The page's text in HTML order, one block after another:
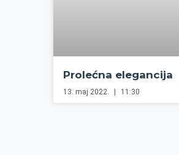
Prolećna elegancija
13. maj 2022. 11:30